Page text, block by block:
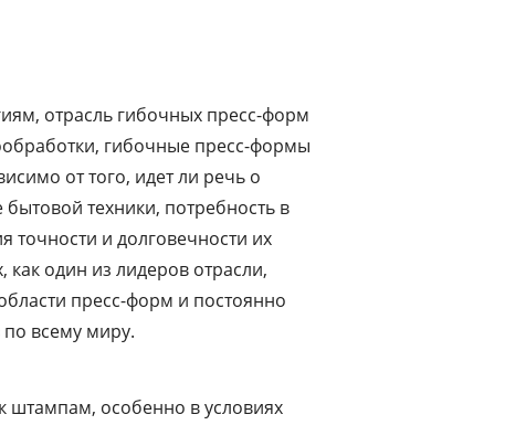
отрасль гибочных пресс-форм
гибочные пресс-формы
от того, идет ли речь о
техники, потребность в
точности и долговечности их
один из лидеров отрасли,
пресс-форм и постоянно
всему миру.
штампам, особенно в условиях